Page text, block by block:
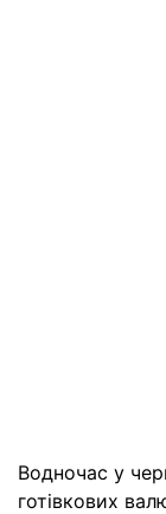
Водночас у
готівкових